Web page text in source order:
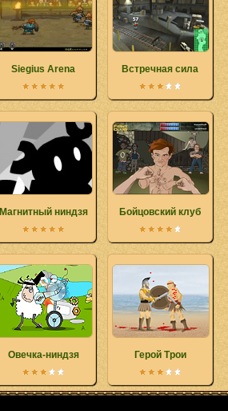
Siegius Arena Встречная cила
Магнитный ниндзя Бойцовский клуб
Овечка-ниндзя Герой Трои